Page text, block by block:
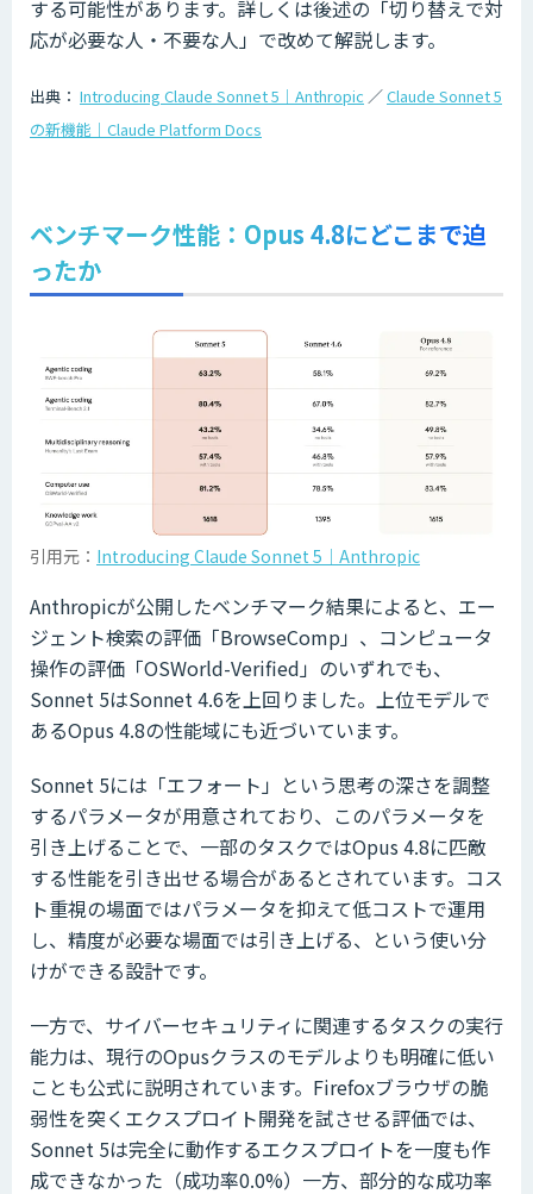
する可能性があります。詳しくは後述の「切り替えで対
応が必要な人・不要な人」で改めて解説します。
出典： Introducing Claude Sonnet 5｜Anthropic ／Claude Sonnet 5
の新機能｜Claude Platform Docs
ベンチマーク性能：Opus 4.8にどこまで迫
ったか
引用元： Introducing Claude Sonnet 5｜Anthropic
Anthropicが公開したベンチマーク結果によると、エー
ジェント検索の評価「BrowseComp」、コンピュータ
操作の評価「OSWorld-Verified」のいずれでも、
Sonnet 5はSonnet 4.6を上回りました。上位モデルで
あるOpus 4.8の性能域にも近づいています。
Sonnet 5には「エフォート」という思考の深さを調整
するパラメータが用意されており、このパラメータを
引き上げることで、一部のタスクではOpus 4.8に匹敵
する性能を引き出せる場合があるとされています。コス
ト重視の場面ではパラメータを抑えて低コストで運用
し、精度が必要な場面では引き上げる、という使い分
けができる設計です。
一方で、サイバーセキュリティに関連するタスクの実行
能力は、現行のOpusクラスのモデルよりも明確に低い
ことも公式に説明されています。Firefoxブラウザの脆
弱性を突くエクスプロイト開発を試させる評価では、
Sonnet 5は完全に動作するエクスプロイトを一度も作
成できなかった（成功率0.0%）一方、部分的な成功率